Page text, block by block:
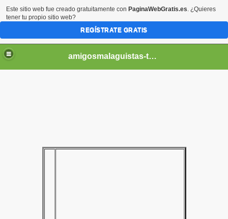
amigosmalaguistas-temporadas
Este sitio web fue creado gratuitamente con PaginaWebGratis.es. ¿Quieres
tener tu propio sitio web?
REGÍSTRATE GRATIS